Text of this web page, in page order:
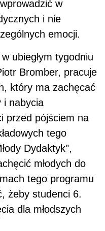
w
i nie
emocji.
ubiegłym tygodniu
Bromber, pracuje
który ma zachęcać
i nabycia
przed pójściem na
tego
Dydaktyk",
młodych do
tego programu
żeby studenci 6.
dla młodszych